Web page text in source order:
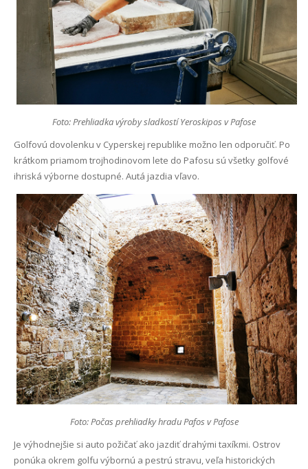
Foto: Prehliadka výroby sladkostí Yeroskipos v Pafose
Golfovú dovolenku v Cyperskej republike možno len odporučiť. Po
krátkom priamom trojhodinovom lete do Pafosu sú všetky golfové
ihriská výborne dostupné. Autá jazdia vľavo.
Foto: Počas prehliadky hradu Pafos v Pafose
Je výhodnejšie si auto požičať ako jazdiť drahými taxíkmi. Ostrov
ponúka okrem golfu výbornú a pestrú stravu, veľa historických